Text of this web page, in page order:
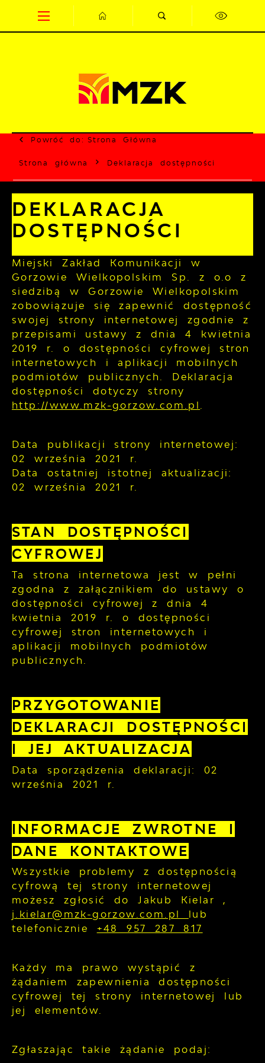
Przejdź do menu.
Przejdź do wyszukiwarki.
Przejdź do treści.
Przejdź do ustawień wielkości czcionki.
Wyłącz wersję kontrastową strony.
Powróć do: Strona Główna
Strona główna Deklaracja dostępności
DEKLARACJA
DOSTĘPNOŚCI
Miejski Zakład Komunikacji w
Gorzowie Wielkopolskim Sp. z o.o z
siedzibą w Gorzowie Wielkopolskim
zobowiązuje się zapewnić dostępność
swojej strony internetowej
zgodnie z
przepisami ustawy z dnia 4 kwietnia
2019 r. o dostępności cyfrowej stron
internetowych i aplikacji mobilnych
podmiotów publicznych. Deklaracja
dostępności dotyczy strony
http://www.mzk-gorzow.com.pl .
Data publikacji strony internetowej:
02 września 2021 r.
Data ostatniej istotnej aktualizacji:
02 września 2021 r.
STAN DOSTĘPNOŚCI
CYFROWEJ
Ta strona internetowa jest w pełni
zgodna z załącznikiem do ustawy o
dostępności cyfrowej z dnia 4
kwietnia 2019 r. o dostępności
cyfrowej stron internetowych i
aplikacji mobilnych podmiotów
publicznych.
PRZYGOTOWANIE
DEKLARACJI DOSTĘPNOŚCI
I JEJ AKTUALIZACJA
Data sporządzenia deklaracji: 02
września 2021 r.
INFORMACJE ZWROTNE I
DANE KONTAKTOWE
Wszystkie problemy z dostępnością
cyfrową tej strony internetowej
możesz zgłosić doJakub Kielar,
j.kielar@mzk-gorzow.com.pl lub
telefonicznie +48 957 287 817
Każdy ma prawo wystąpić z
żądaniem zapewnienia dostępności
cyfrowej tej strony internetowej lub
jej elementów.
Zgłaszając takie żądanie podaj: